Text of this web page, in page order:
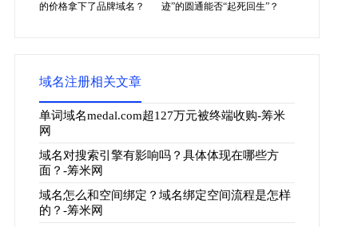
的价格拿下了品牌域名？
迹”的圆通能否“起死回生”？
域名注册相关文章
单词域名medal.com超127万元被终端收购-筹米
网
域名对搜索引擎有影响吗？具体体现在哪些方
面？-筹米网
域名怎么和空间绑定？域名绑定空间流程是怎样
的？-筹米网